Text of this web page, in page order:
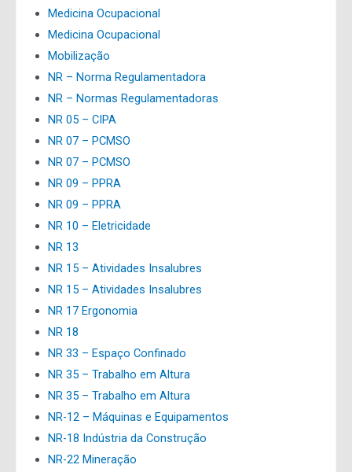
Medicina Ocupacional
Medicina Ocupacional
Mobilização
NR – Norma Regulamentadora
NR – Normas Regulamentadoras
NR 05 – CIPA
NR 07 – PCMSO
NR 07 – PCMSO
NR 09 – PPRA
NR 09 – PPRA
NR 10 – Eletricidade
NR 13
NR 15 – Atividades Insalubres
NR 15 – Atividades Insalubres
NR 17 Ergonomia
NR 18
NR 33 – Espaço Confinado
NR 35 – Trabalho em Altura
NR 35 – Trabalho em Altura
NR-12 – Máquinas e Equipamentos
NR-18 Indústria da Construção
NR-22 Mineração